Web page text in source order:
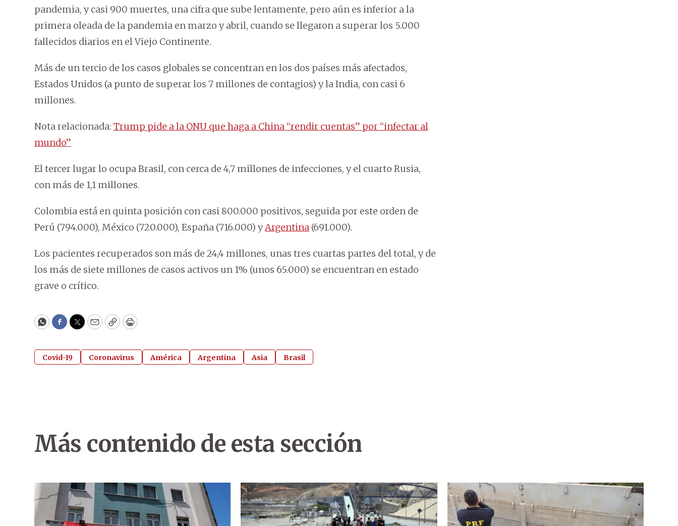
pandemia, y casi 900 muertes, una cifra que sube lentamente, pero aún es inferior a la
primera oleada de la pandemia en marzo y abril, cuando se llegaron a superar los 5.000
fallecidos diarios en el Viejo Continente.
Más de un tercio de los casos globales se concentran en los dos países más afectados,
Estados Unidos (a punto de superar los 7 millones de contagios) y la India, con casi 6
millones.
Nota relacionada: Trump pide a la ONU que haga a China “rendir cuentas” por “infectar al
mundo”
El tercer lugar lo ocupa Brasil, con cerca de 4,7 millones de infecciones, y el cuarto Rusia,
con más de 1,1 millones.
Colombia está en quinta posición con casi 800.000 positivos, seguida por este orden de
Perú (794.000), México (720.000), España (716.000) yArgentina (691.000).
Los pacientes recuperados son más de 24,4 millones, unas tres cuartas partes del total, y de
los más de siete millones de casos activos un 1% (unos 65.000) se encuentran en estado
grave o crítico.
WhatsApp
Facebook
Twitter
EmailCopyPrint
Covid-19 Coronavirus América Argentina Asia Brasil
Más contenido de esta sección